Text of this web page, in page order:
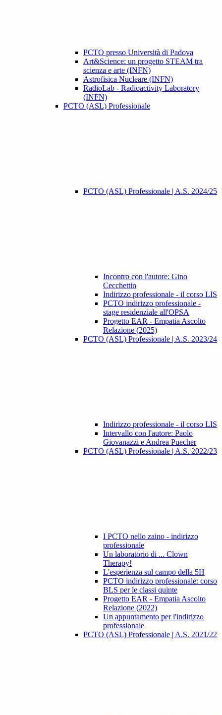
PCTO presso Università di Padova
Art&Science: un progetto STEAM tra
scienza e arte (INFN)
Astrofisica Nucleare (INFN)
RadioLab - Radioactivity Laboratory
(INFN)
PCTO (ASL) Professionale
PCTO (ASL) Professionale | A.S. 2024/25
Incontro con l'autore: Gino
Cecchettin
Indirizzo professionale - il corso LIS
PCTO indirizzo professionale -
stage residenziale all'OPSA
Progetto EAR - Empatia Ascolto
Relazione (2025)
PCTO (ASL) Professionale | A.S. 2023/24
Indirizzo professionale - il corso LIS
Intervallo con l'autore: Paolo
Giovanazzi e Andrea Puecher
PCTO (ASL) Professionale | A.S. 2022/23
I PCTO nello zaino - indirizzo
professionale
Un laboratorio di ... Clown
Therapy!
L'esperienza sul campo della 5H
PCTO indirizzo professionale: corso
BLS per le classi quinte
Progetto EAR - Empatia Ascolto
Relazione (2022)
Un appuntamento per l'indirizzo
professionale
PCTO (ASL) Professionale | A.S. 2021/22